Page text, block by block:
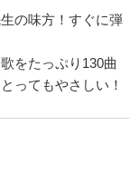
の味方！すぐに弾
をたっぷり130曲
ってもやさしい！